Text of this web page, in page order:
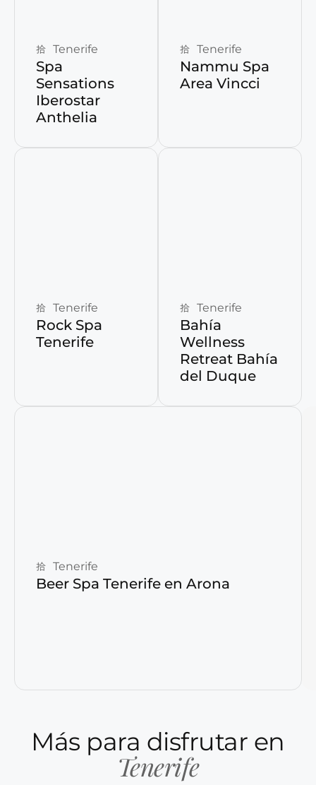
Tenerife
Spa
Sensations
Iberostar
Anthelia
Tenerife
Nammu Spa
Area Vincci
Tenerife
Rock Spa
Tenerife
Tenerife
Bahía
Wellness
Retreat Bahía
del Duque
Tenerife
Beer Spa Tenerife en Arona
Más para disfrutar en
Tenerife